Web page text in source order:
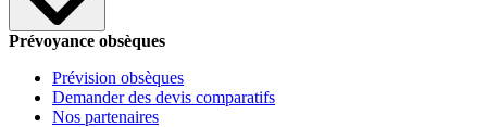
Prévoyance obsèques
Prévision obsèques
Demander des devis comparatifs
Nos partenaires